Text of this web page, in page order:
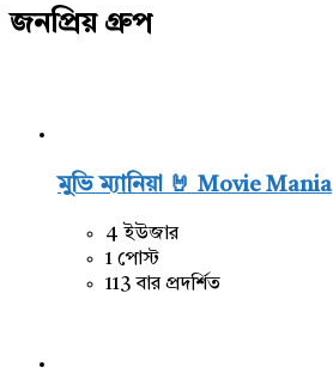
জনপ্রিয় গ্রুপ
মুভি ম্যানিয়া 🤘 Movie Mania
4 ইউজার
1 পোস্ট
113 বার প্রদর্শিত